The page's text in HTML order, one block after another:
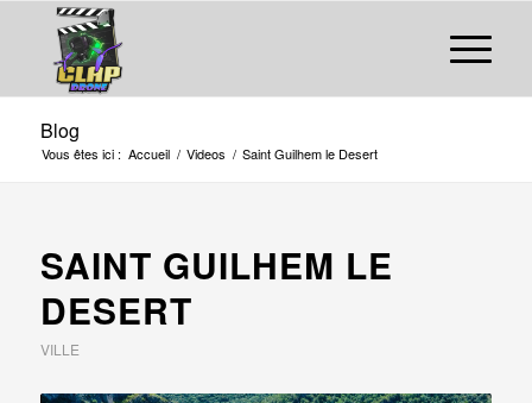
Blog
Vous êtes ici : Accueil / Videos / Saint Guilhem le Desert
SAINT GUILHEM LE
DESERT
VILLE